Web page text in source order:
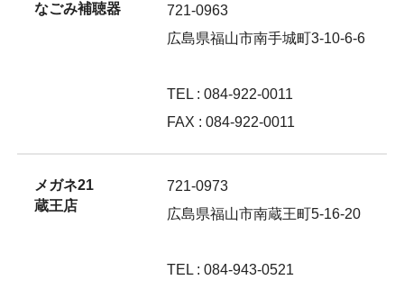
なごみ補聴器
721-0963
広島県福山市南手城町3-10-6-6
TEL : 084-922-0011
FAX : 084-922-0011
メガネ21
蔵王店
721-0973
広島県福山市南蔵王町5-16-20
TEL : 084-943-0521